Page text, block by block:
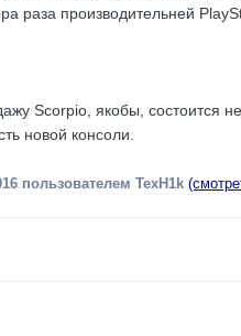
раза производительней
Scorpio, якобы, состоится
новой консоли.
пользователем TexH1k